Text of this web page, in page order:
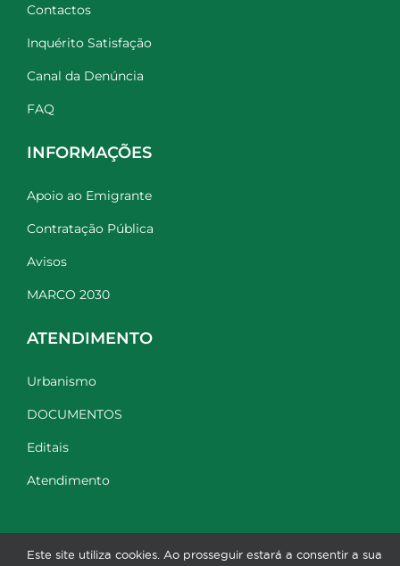
Contactos
Inquérito Satisfação
Canal da Denúncia
FAQ
INFORMAÇÕES
Apoio ao Emigrante
Contratação Pública
Avisos
MARCO 2030
ATENDIMENTO
Urbanismo
DOCUMENTOS
Editais
Atendimento
Este site utiliza cookies. Ao prosseguir estará a consentir a sua